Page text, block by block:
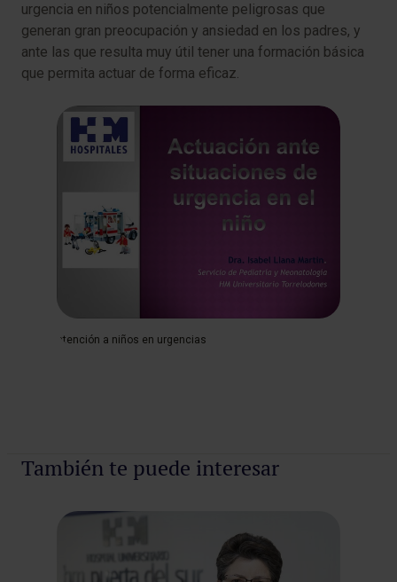
urgencia en niños potencialmente peligrosas que
generan gran preocupación y ansiedad en los padres, y
ante las que resulta muy útil tener una formación básica
que permita actuar de forma eficaz.
atención a niños en urgencias
También te puede interesar